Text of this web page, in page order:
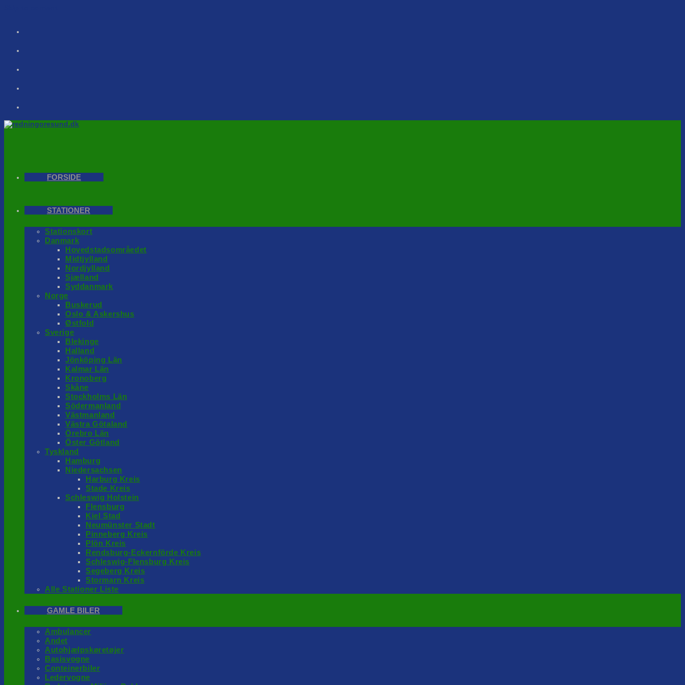
FORSIDE
STATIONER
Stationskort
Danmark
Hovedstadsområedet
Midtjylland
Nordjylland
Sjælland
Syddanmark
Norge
Buskerud
Oslo & Askershus
Østfold
Sverige
Blekinge
Halland
Jönköping Län
Kalmar Län
Kronoberg
Skåne
Stockholms Län
Södermanland
Västmanland
Västra Götaland
Örebro Län
Öster Götland
Tyskland
Hamburg
Niedersachsen
Harburg Kreis
Stade Kreis
Schleswig Holstein
Flensburg
Kiel Stad
Neumünster Stadt
Pinneberg Kreis
Plön Kreis
Rendsburg-Eckernförde Kreis
Schleswig-Flensburg Kreis
Segeberg Kreis
Stormarn Kreis
Alle Stationer Liste
GAMLE BILER
Ambulancer
Andet
Autohjælpskøretøjer
Basisvogne
Conteinerbiler
Ledervogne